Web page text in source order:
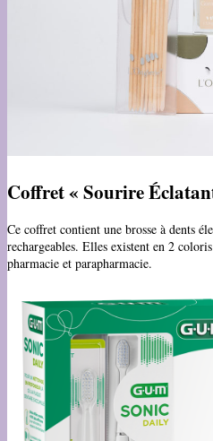
Coffret« Sourire
Ce coffret contient une brosse à dents
rechargeables. Elles existent en 2
pharmacie et parapharmacie.